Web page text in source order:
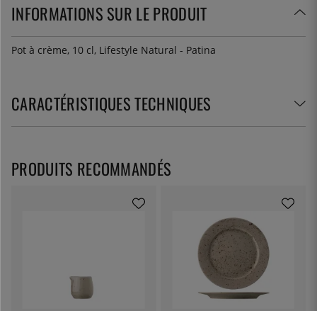
INFORMATIONS SUR LE PRODUIT
Pot à crème, 10 cl, Lifestyle Natural - Patina
CARACTÉRISTIQUES TECHNIQUES
PRODUITS RECOMMANDÉS